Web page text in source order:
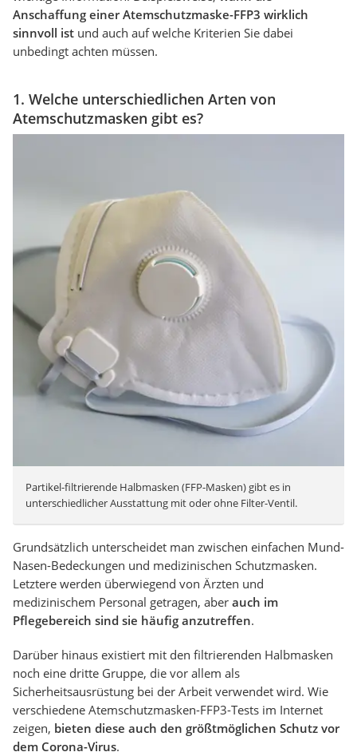
Anschaffung einer Atemschutzmaske-FFP3 wirklich
sinnvoll ist und auch auf welche Kriterien Sie dabei
unbedingt achten müssen.
1. Welche unterschiedlichen Arten von
Atemschutzmasken gibt es?
Partikel-filtrierende Halbmasken (FFP-Masken) gibt es in
unterschiedlicher Ausstattung mit oder ohne Filter-Ventil.
Grundsätzlich unterscheidet man zwischen einfachen Mund-
Nasen-Bedeckungen und medizinischen Schutzmasken.
Letztere werden überwiegend von Ärzten und
medizinischem Personal getragen, aber auch im
Pflegebereich sind sie häufig anzutreffen.
Darüber hinaus existiert mit den filtrierenden Halbmasken
noch eine dritte Gruppe, die vor allem als
Sicherheitsausrüstung bei der Arbeit verwendet wird. Wie
verschiedene Atemschutzmasken-FFP3-Tests im Internet
zeigen, bieten diese auch den größtmöglichen Schutz vor
dem Corona-Virus.